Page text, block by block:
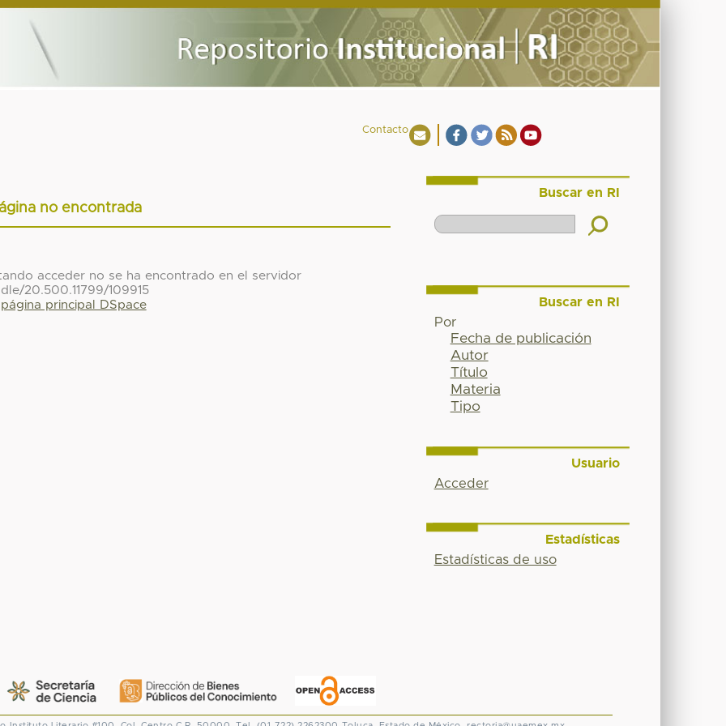
Contacto
no encontrada
acceder no se ha encontrado en el servidor
20.500.11799/109915
página principal DSpace
Buscar en RI
Buscar en RI
Por
Fecha de publicación
Autor
Título
Materia
Tipo
Usuario
Acceder
Estadísticas
Estadísticas de uso